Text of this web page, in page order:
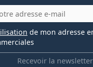
Recevoir la newsletter
de mon adresse